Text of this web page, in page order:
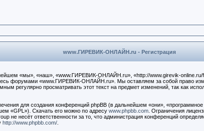
www.ГИРЕВИК-ОНЛАЙН.ru - Регистрация
«мы», «наш», «www.ГИРЕВИК-ОНЛАЙН.ru», «http://www.girevik-online.ru/
форумами «www.ГИРЕВИК-ОНЛАЙН.ru». Мы оставляем за собой право
регулярно просматривать этот текст на предмет изменений, так как
для создания конференций phpBB (в дальнейшем «они», «программное
«GPL»). Скачать его можно по адресу www.phpbb.com. Ограничения
не несёт ответственности за то, что администрация конференций
http://www.phpbb.com/.